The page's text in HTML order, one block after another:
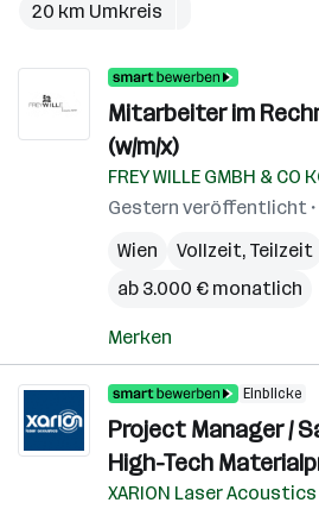
20 km Umkreis
Mitarbeiter im
(w/m/x)
FREY WILLE GMBH & CO
Gestern veröffentlicht
Wien
Vollzeit, Teilzeit
ab 3.000 € monatlich
Merken
Einblicke
Project Manager /
High-Tech
XARION Laser Acoustics